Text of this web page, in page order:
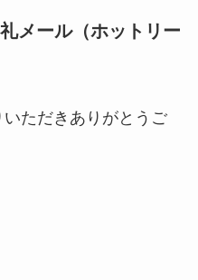
メール（ホットリー
ただきありがとうご